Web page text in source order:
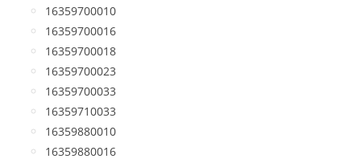
16359700010
16359700016
16359700018
16359700023
16359700033
16359710033
16359880010
16359880016